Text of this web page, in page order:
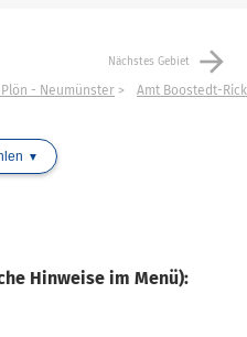
Nächstes Gebiet arrow_forward
- Neumünster Amt Boostedt-
Hinweise im Menü):